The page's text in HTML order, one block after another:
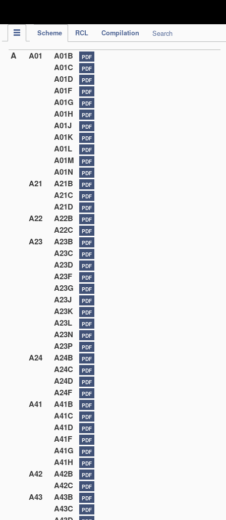
Scheme RCL Compilation Search
A A01 A01B PDF
A01C PDF
A01D PDF
A01F PDF
A01G PDF
A01H PDF
A01J PDF
A01K PDF
A01L PDF
A01M PDF
A01N PDF
A21 A21B PDF
A21C PDF
A21D PDF
A22 A22B PDF
A22C PDF
A23 A23B PDF
A23C PDF
A23D PDF
A23F PDF
A23G PDF
A23J PDF
A23K PDF
A23L PDF
A23N PDF
A23P PDF
A24 A24B PDF
A24C PDF
A24D PDF
A24F PDF
A41 A41B PDF
A41C PDF
A41D PDF
A41F PDF
A41G PDF
A41H PDF
A42 A42B PDF
A42C PDF
A43 A43B PDF
A43C PDF